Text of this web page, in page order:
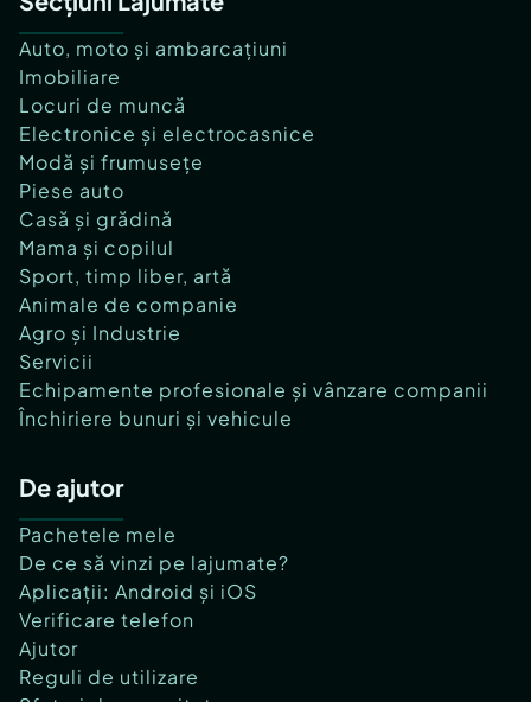
Auto, moto și ambarcațiuni
Imobiliare
Locuri de muncă
Electronice și electrocasnice
Modă și frumusețe
Piese auto
Casă și grădină
Mama și copilul
Sport, timp liber, artă
Animale de companie
Agro și Industrie
Servicii
Echipamente profesionale și vânzare companii
Închiriere bunuri și vehicule
De ajutor
Pachetele mele
De ce să vinzi pe lajumate?
Aplicații: Android și iOS
Verificare telefon
Ajutor
Reguli de utilizare